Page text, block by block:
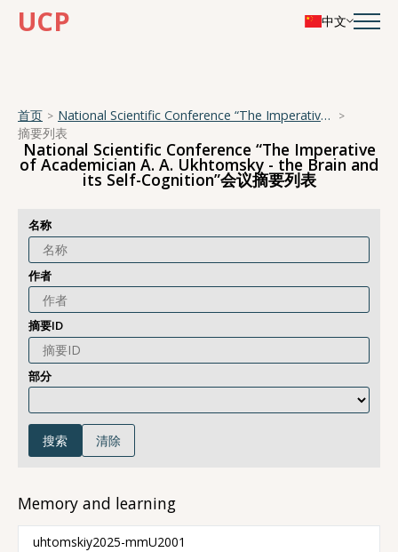
UCP 中文
首页
National Scientific Conference “The Imperative of Academician A. A. Ukhtomsky - the Brain and its Self-Cognition”
摘要列表
National Scientific Conference “The Imperative
of Academician A. A. Ukhtomsky - the Brain and
its Self-Cognition”会议摘要列表
名称
作者
摘要ID
部分
搜索 清除
Memory and learning
uhtomskiy2025-mmU2001